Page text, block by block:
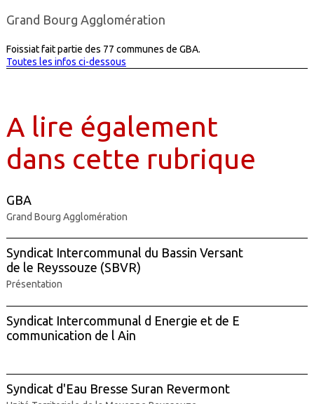
Grand Bourg Agglomération
Foissiat fait partie des 77 communes de GBA.
Toutes les infos ci-dessous
A lire également
dans cette rubrique
GBA
Grand Bourg Agglomération
Syndicat Intercommunal du Bassin Versant
de le Reyssouze (SBVR)
Présentation
Syndicat Intercommunal d Energie et de E
communication de l Ain
Syndicat d'Eau Bresse Suran Revermont